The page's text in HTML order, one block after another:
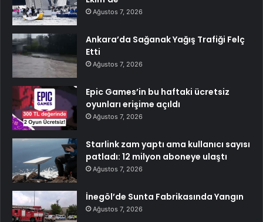
Ağustos 7, 2026
Ankara’da Sağanak Yağış Trafiği Felç
Etti
Ağustos 7, 2026
Epic Games’in bu haftaki ücretsiz
oyunları erişime açıldı
Ağustos 7, 2026
Starlink zam yaptı ama kullanıcı sayısı
patladı: 12 milyon aboneye ulaştı
Ağustos 7, 2026
İnegöl’de Sunta Fabrikasında Yangın
Ağustos 7, 2026